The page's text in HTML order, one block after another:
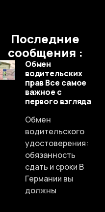
Последние
сообщения :
Обмен
водительских
прав Все самое
важное с
первого взгляда
Обмен
водительского
удостоверения:
обязанность
сдать и сроки В
Германии вы
должны